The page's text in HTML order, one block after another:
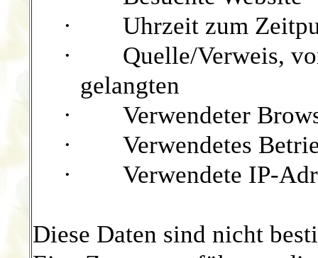
·
Uhrzeit zum
·
Quelle/Verweis,
gelangten
·
Verwendeter
·
Verwendetes
·
Verwendete IP-
Diese Daten sind nicht